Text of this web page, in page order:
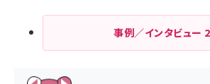
事例／インタビュー